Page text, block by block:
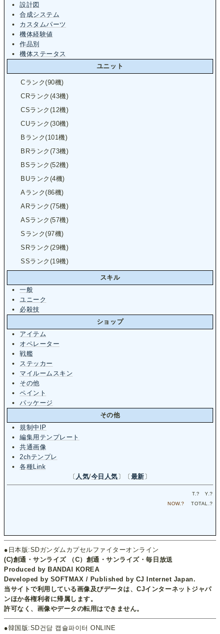
設計図
合成システム
カスタムパーツ
機体経験値
作品別
機体ステータス
ユニット
Cランク(90機)
CRランク(43機)
CSランク(12機)
CUランク(30機)
Bランク(101機)
BRランク(73機)
BSランク(52機)
BUランク(4機)
Aランク(86機)
ARランク(75機)
ASランク(57機)
Sランク(97機)
SRランク(29機)
SSランク(19機)
スキル
一般
ユニーク
必殺技
ショップ
アイテム
オペレーター
戦艦
ステッカー
マイルームスキン
その他
ペイント
パッケージ
その他
規制中IP
編集用テンプレート
共通画像
2chテンプレ
各種Link
〔 人気/今日人気〕〔最新〕
T.? Y.?
NOW.? TOTAL.?
●日本版:SDガンダムカプセルファイターオンライン
(C)創通・サンライズ （C）創通・サンライズ・毎日放送
Produced by BANDAI KOREA
Developed by SOFTMAX / Published by CJ Internet Japan.
当サイトで利用している画像及びデータは、CJインターネットジャパ
ンほか各権利者に帰属します。
許可なく、画像やデータの転用はできません。
●韓国版:SD건담 캡슐파이터 ONLINE